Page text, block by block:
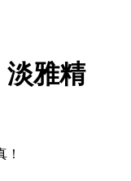
淡雅精